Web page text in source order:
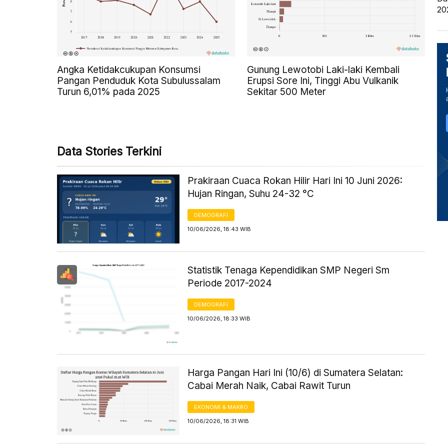
Angka Ketidakcukupan Konsumsi
Pangan Penduduk Kota Subulussalam
Turun 6,01% pada 2025
Gunung Lewotobi Laki-laki Kembali
Erupsi Sore Ini, Tinggi Abu Vulkanik
Sekitar 500 Meter
Data Stories Terkini
Prakiraan Cuaca Rokan Hilir Hari Ini 10 Juni 2026:
Hujan Ringan, Suhu 24-32 °C
DEMOGRAFI
10/06/2026, 18:43 WIB
Statistik Tenaga Kependidikan SMP Negeri Sm
Periode 2017-2024
DEMOGRAFI
10/06/2026, 18:33 WIB
Harga Pangan Hari Ini (10/6) di Sumatera Selatan:
Cabai Merah Naik, Cabai Rawit Turun
EKONOMI & MAKRO
10/06/2026, 18:31 WIB